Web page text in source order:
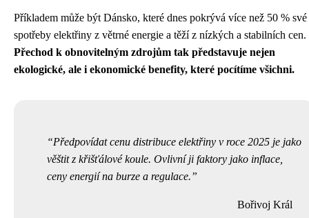
Příkladem může být Dánsko, které dnes pokrývá více než 50 % své
spotřeby elektřiny z větrné energie a těží z nízkých a stabilních cen.
Přechod k obnovitelným zdrojům tak představuje nejen
ekologické, ale i ekonomické benefity, které pocítíme všichni.
Předpovídat cenu distribuce elektřiny v roce 2025 je jako
věštit z křišťálové koule. Ovlivní ji faktory jako inflace,
ceny energií na burze a regulace.
Bořivoj Král